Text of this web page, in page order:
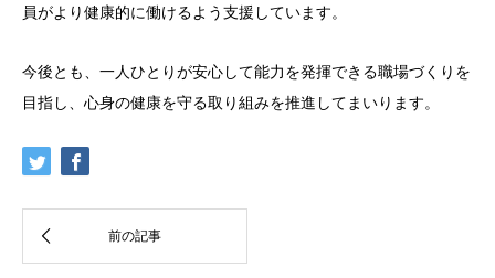
員がより健康的に働けるよう支援しています。
今後とも、一人ひとりが安心して能力を発揮できる職場づくりを
目指し、心身の健康を守る取り組みを推進してまいります。